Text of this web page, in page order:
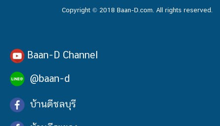
Copyright © 2018 Baan-D.com. All rights reserved.
Baan-D Channel
@baan-d
บ้านดีชลบุรี